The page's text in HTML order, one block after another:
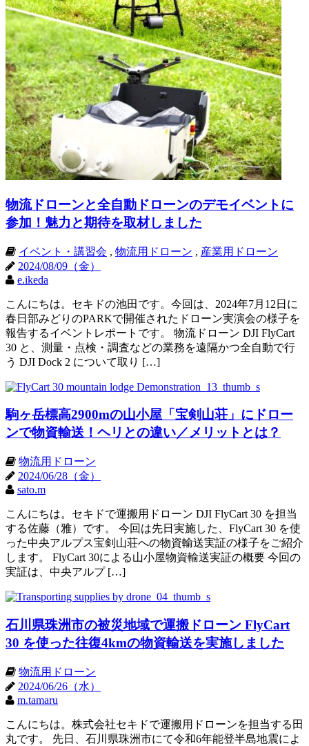
物流ドローンと全自動ドローンのデモイベントに
参加！魅力と期待を取材しました
イベント・講習会 , 物流用ドローン , 産業用ドローン
2024/08/09（金）
e.ikeda
こんにちは。セキドの池田です。今回は、2024年7月12日に
春日部みどりのPARKで開催されたドローン実演会の様子を
報告するイベントレポートです。 物流ドローン DJI FlyCart
30 と、測量・点検・調査などの業務を遠隔かつ全自動で行
う DJI Dock 2 について取り […]
駒ヶ岳標高2900mの山小屋「宝剣山荘」にドロー
ンで物資輸送！ヘリとの違い／メリットとは？
物流用ドローン
2024/06/28（金）
sato.m
こんにちは。セキドで運搬用ドローン DJI FlyCart 30 を担当
する佐藤（雅）です。 今回は先日実施した、FlyCart 30 を使
った中央アルプス宝剣山荘への物資輸送実証の様子をご紹介
します。 FlyCart 30による山小屋物資輸送実証の概要 今回の
実証は、中央アルプ […]
石川県珠洲市の被災地域で運搬ドローン FlyCart
30 を使った往復4kmの物資輸送を実施しました
物流用ドローン
2024/06/26（水）
m.tamaru
こんにちは。株式会社セキドで運搬用ドローンを担当する田
丸です。 先日、石川県珠洲市にて令和6年能登半島地震によ